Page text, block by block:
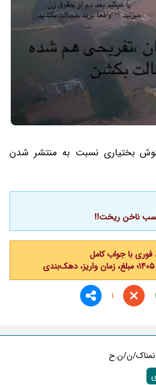
بختیاری نسبت به منتشر شدن
ناخن ریخت!!
فوری با جواب کامل
1
1
ن/ن.ح